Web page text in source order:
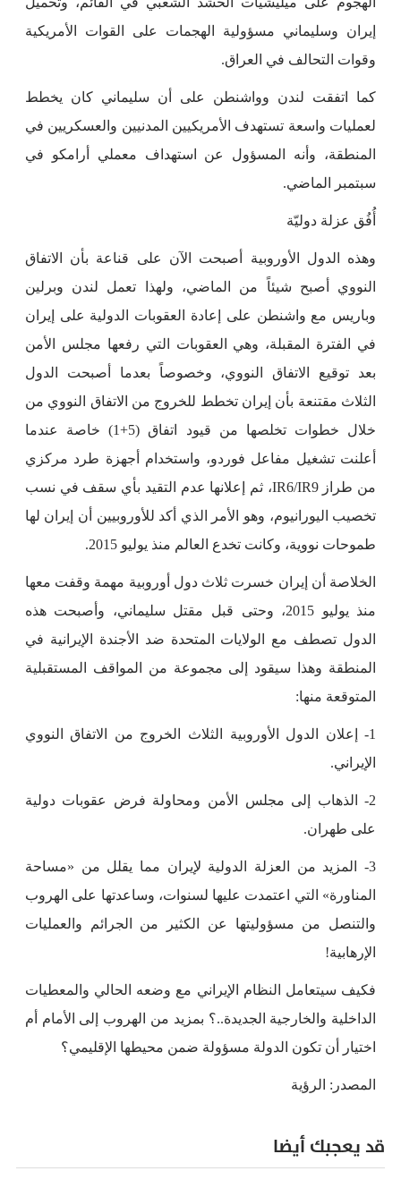
إيران وسليماني مسؤولية الهجمات على القوات الأمريكية
وقوات التحالف في العراق.
كما اتفقت لندن وواشنطن على أن سليماني كان يخطط
لعمليات واسعة تستهدف الأمريكيين المدنيين والعسكريين في
المنطقة، وأنه المسؤول عن استهداف معملي أرامكو في
سبتمبر الماضي.
أُفُق عزلة دوليّة
وهذه الدول الأوروبية أصبحت الآن على قناعة بأن الاتفاق
النووي أصبح شيئاً من الماضي، ولهذا تعمل لندن وبرلين
وباريس مع واشنطن على إعادة العقوبات الدولية على إيران
في الفترة المقبلة، وهي العقوبات التي رفعها مجلس الأمن
بعد توقيع الاتفاق النووي، وخصوصاً بعدما أصبحت الدول
الثلاث مقتنعة بأن إيران تخطط للخروج من الاتفاق النووي من
خلال خطوات تخلصها من قيود اتفاق (5+1) خاصة عندما
أعلنت تشغيل مفاعل فوردو، واستخدام أجهزة طرد مركزي
من طراز IR6/IR9، ثم إعلانها عدم التقيد بأي سقف في نسب
تخصيب اليورانيوم، وهو الأمر الذي أكد للأوروبيين أن إيران لها
طموحات نووية، وكانت تخدع العالم منذ يوليو 2015.
الخلاصة أن إيران خسرت ثلاث دول أوروبية مهمة وقفت معها
منذ يوليو 2015، وحتى قبل مقتل سليماني، وأصبحت هذه
الدول تصطف مع الولايات المتحدة ضد الأجندة الإيرانية في
المنطقة وهذا سيقود إلى مجموعة من المواقف المستقبلية
المتوقعة منها:
1- إعلان الدول الأوروبية الثلاث الخروج من الاتفاق النووي
الإيراني.
2- الذهاب إلى مجلس الأمن ومحاولة فرض عقوبات دولية
على طهران.
3- المزيد من العزلة الدولية لإيران مما يقلل من «مساحة
المناورة» التي اعتمدت عليها لسنوات، وساعدتها على الهروب
والتنصل من مسؤوليتها عن الكثير من الجرائم والعمليات
الإرهابية!
فكيف سيتعامل النظام الإيراني مع وضعه الحالي والمعطيات
الداخلية والخارجية الجديدة..؟ بمزيد من الهروب إلى الأمام أم
اختيار أن تكون الدولة مسؤولة ضمن محيطها الإقليمي؟
المصدر: الرؤية
قد يعجبك أيضا